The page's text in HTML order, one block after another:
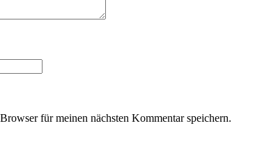
für meinen nächsten Kommentar speichern.